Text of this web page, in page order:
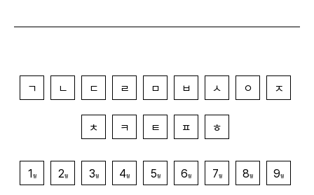
ㄱ ㄴ ㄷ ㄹ ㅁ ㅂ ㅅ ㅇ ㅈ
ㅊ ㅋ ㅌ ㅍ ㅎ
1 월 2월 3월 4월 5월 6월 7월 8월 9월